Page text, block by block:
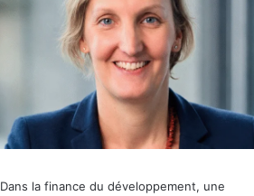
Dans la finance du développement, une